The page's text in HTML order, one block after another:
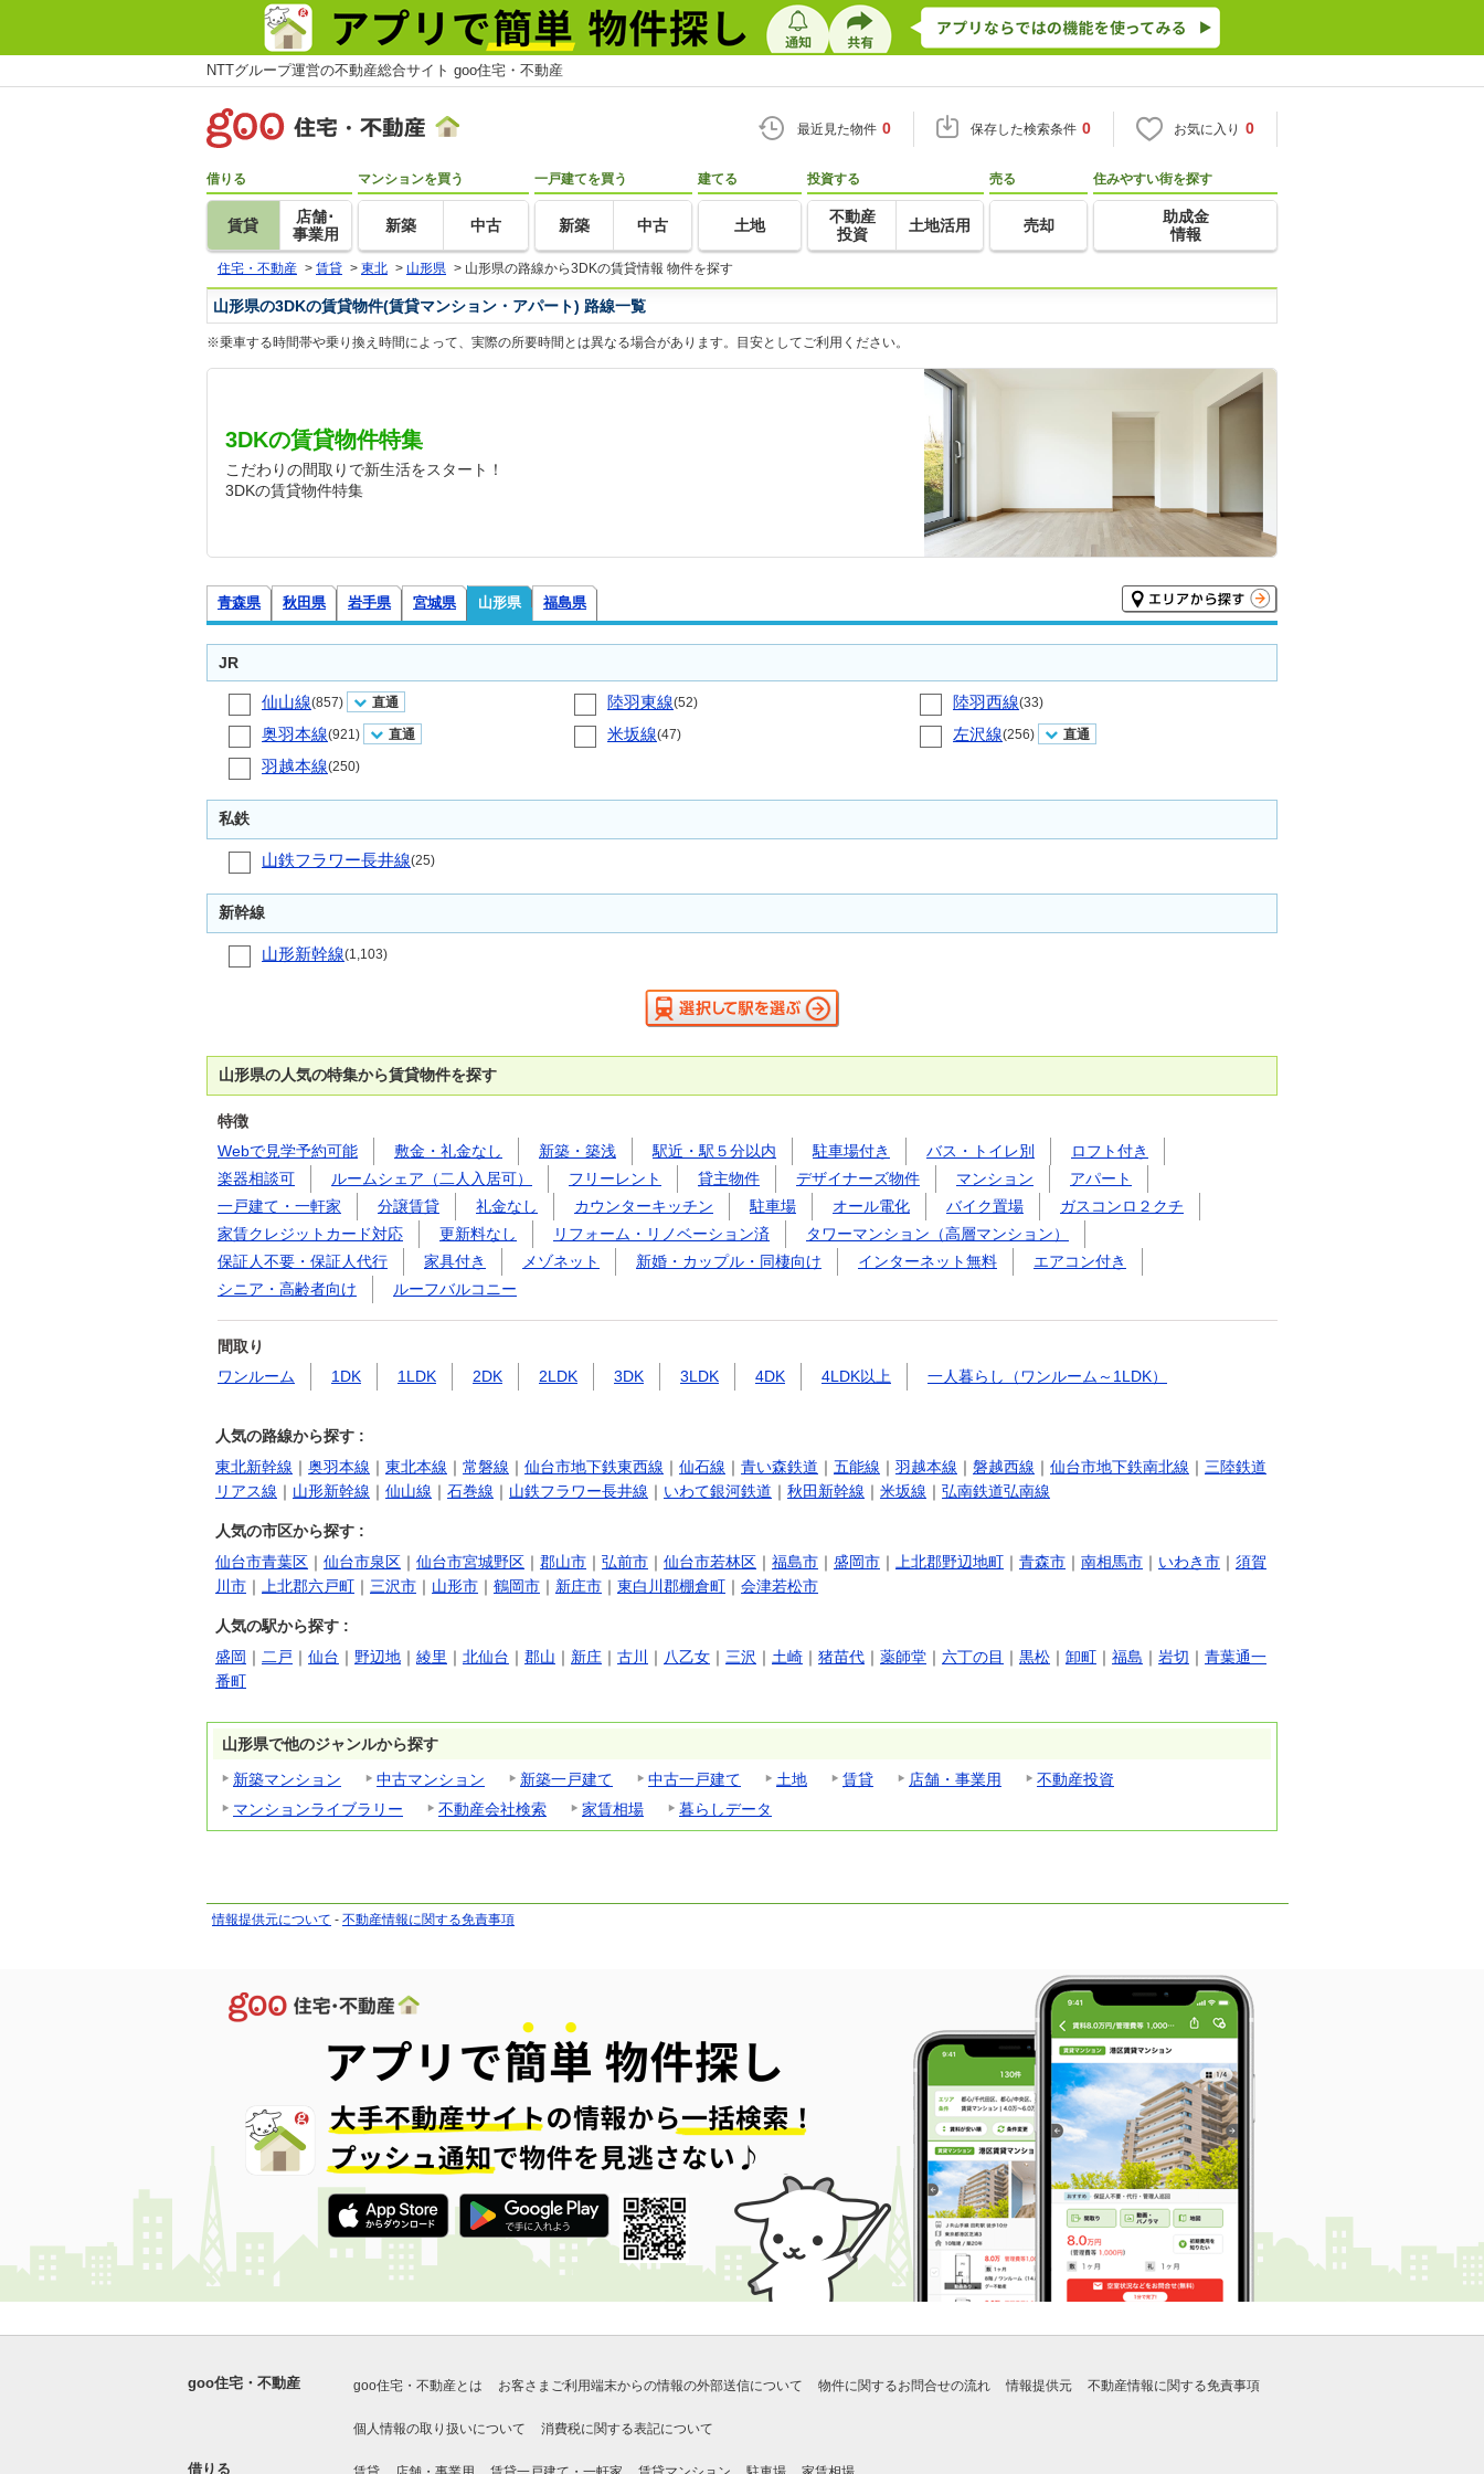
NTTグループ運営の不動産総合サイト goo住宅・不動産
最近見た物件 0 保存した検索条件 0 お気に入り 0
借りる
賃貸
店舗･
事業用
マンションを買う
新築 中古
一戸建てを買う
新築 中古
建てる
土地
投資する
不動産
投資
土地活用
売る
売却
住みやすい街を探す
助成金
情報
住宅・不動産 > 賃貸 > 東北 > 山形県 > 山形県の路線から3DKの賃貸情報 物件を探す
山形県の3DKの賃貸物件(賃貸マンション・アパート) 路線一覧
※乗車する時間帯や乗り換え時間によって、実際の所要時間とは異なる場合があります。目安としてご利用ください。
3DKの賃貸物件特集
こだわりの間取りで新生活をスタート！
3DKの賃貸物件特集
青森県 秋田県 岩手県 宮城県 山形県 福島県
JR
仙山線(857) 直通 陸羽東線(52) 陸羽西線(33)
奥羽本線(921) 直通 米坂線(47) 左沢線(256) 直通
羽越本線(250)
私鉄
山鉄フラワー長井線(25)
新幹線
山形新幹線(1,103)
山形県の人気の特集から賃貸物件を探す
特徴
Webで見学予約可能
敷金・礼金なし 新築・築浅 駅近・駅５分以内 駐車場付き バス・トイレ別
ロフト付き
楽器相談可
ルームシェア（二人入居可） フリーレント 貸主物件 デザイナーズ物件 マンション
アパート
一戸建て・一軒家
分譲賃貸 礼金なし カウンターキッチン 駐車場 オール電化 バイク置場
ガスコンロ２クチ
家賃クレジットカード対応
更新料なし リフォーム・リノベーション済
タワーマンション（高層マンション）
保証人不要・保証人代行
家具付き メゾネット 新婚・カップル・同棲向け インターネット無料
エアコン付き
シニア・高齢者向け
ルーフバルコニー
間取り
ワンルーム
1DK 1LDK 2DK 2LDK 3DK 3LDK 4DK 4LDK以上 一人暮らし（ワンルーム～1LDK）
人気の路線から探す :
東北新幹線 ｜ 奥羽本線 ｜ 東北本線 ｜ 常磐線 ｜ 仙台市地下鉄東西線 ｜ 仙石線 ｜ 青い森鉄道 ｜ 五能線 ｜ 羽越本線 ｜ 磐越西線 ｜ 仙台市地下鉄南北線 ｜ 三陸鉄道
リアス線 ｜ 山形新幹線 ｜ 仙山線 ｜ 石巻線 ｜ 山鉄フラワー長井線 ｜ いわて銀河鉄道 ｜ 秋田新幹線 ｜ 米坂線 ｜ 弘南鉄道弘南線
人気の市区から探す :
仙台市青葉区 ｜ 仙台市泉区 ｜ 仙台市宮城野区 ｜ 郡山市 ｜ 弘前市 ｜ 仙台市若林区 ｜ 福島市 ｜ 盛岡市 ｜ 上北郡野辺地町 ｜ 青森市 ｜ 南相馬市 ｜ いわき市 ｜ 須賀
川市 ｜ 上北郡六戸町 ｜ 三沢市 ｜ 山形市 ｜ 鶴岡市 ｜ 新庄市 ｜ 東白川郡棚倉町 ｜ 会津若松市
人気の駅から探す :
盛岡 ｜ 二戸 ｜ 仙台 ｜ 野辺地 ｜ 綾里 ｜ 北仙台 ｜ 郡山 ｜ 新庄 ｜ 古川 ｜ 八乙女 ｜ 三沢 ｜ 土崎 ｜ 猪苗代 ｜ 薬師堂 ｜ 六丁の目 ｜ 黒松 ｜ 卸町 ｜ 福島 ｜ 岩切 ｜ 青葉通一
番町
山形県で他のジャンルから探す
新築マンション
中古マンション 新築一戸建て 中古一戸建て 土地 賃貸 店舗・事業用
不動産投資
マンションライブラリー
不動産会社検索 家賃相場 暮らしデータ
情報提供元について - 不動産情報に関する免責事項
goo住宅・不動産 goo住宅・不動産とは お客さまご利用端末からの情報の外部送信について 物件に関するお問合せの流れ 情報提供元 不動産情報に関する免責事項
個人情報の取り扱いについて 消費税に関する表記について
借りる